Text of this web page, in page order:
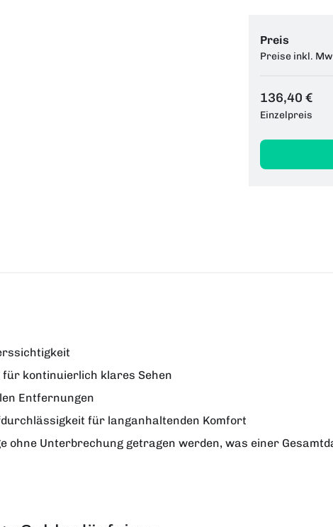
Preis
Preise inkl.
136,40 €
Einzelpreis
für kontinuierlich klares Sehen
Entfernungen
für langanhaltenden Komfort
ohne Unterbrechung getragen werden, was einer